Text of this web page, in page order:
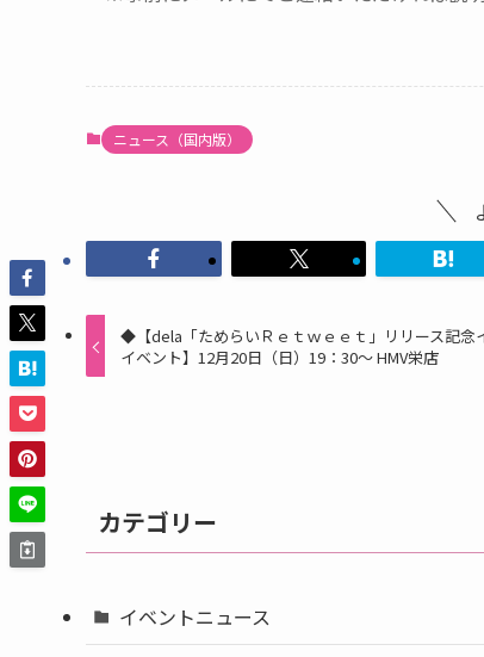
ニュース（国内版）
◆【dela「ためらいＲｅｔｗｅｅｔ」リリース記念
イベント】12月20日（日）19：30～ HMV栄店
カテゴリー
イベントニュース